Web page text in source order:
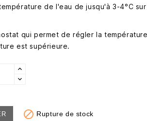
de l'eau de jusqu'à 3-4°C sur
qui permet de régler la
est supérieure.
 Rupture de stock